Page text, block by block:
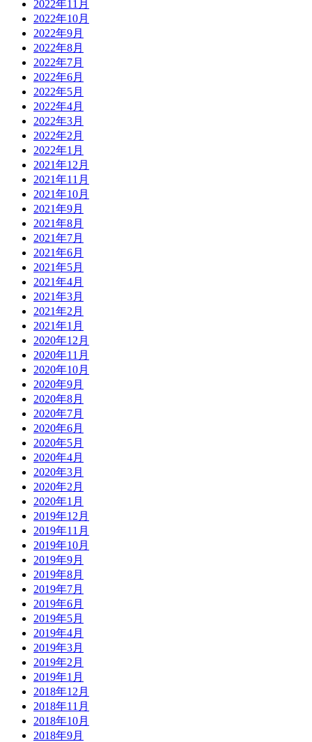
2022年11月
2022年10月
2022年9月
2022年8月
2022年7月
2022年6月
2022年5月
2022年4月
2022年3月
2022年2月
2022年1月
2021年12月
2021年11月
2021年10月
2021年9月
2021年8月
2021年7月
2021年6月
2021年5月
2021年4月
2021年3月
2021年2月
2021年1月
2020年12月
2020年11月
2020年10月
2020年9月
2020年8月
2020年7月
2020年6月
2020年5月
2020年4月
2020年3月
2020年2月
2020年1月
2019年12月
2019年11月
2019年10月
2019年9月
2019年8月
2019年7月
2019年6月
2019年5月
2019年4月
2019年3月
2019年2月
2019年1月
2018年12月
2018年11月
2018年10月
2018年9月